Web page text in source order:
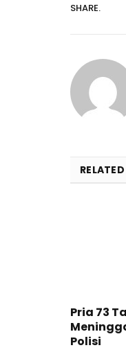
SHARE.
RELATED
Pria 73
Polisi